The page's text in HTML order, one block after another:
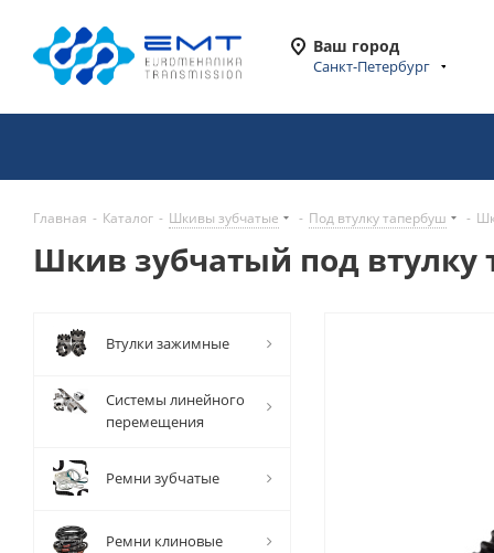
Ваш город
Санкт-Петербург
Главная - Каталог - Шкивы зубчатые - Под втулку тапербуш -
Шкив зубчатый под втулку
Втулки зажимные
Системы линейного
перемещения
Ремни зубчатые
Ремни клиновые